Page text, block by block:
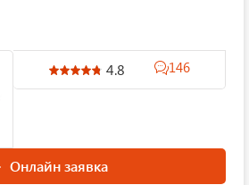
4.8 146
Онлайн заявка